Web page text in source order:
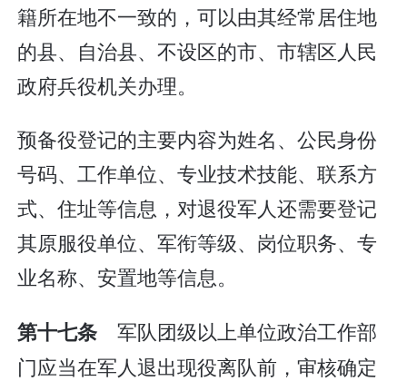
籍所在地不一致的，可以由其经常居住地
的县、自治县、不设区的市、市辖区人民
政府兵役机关办理。
预备役登记的主要内容为姓名、公民身份
号码、工作单位、专业技术技能、联系方
式、住址等信息，对退役军人还需要登记
其原服役单位、军衔等级、岗位职务、专
业名称、安置地等信息。
第十七条军队团级以上单位政治工作部
门应当在军人退出现役离队前，审核确定